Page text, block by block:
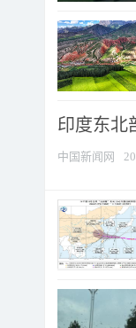
印度东北
中国新闻网